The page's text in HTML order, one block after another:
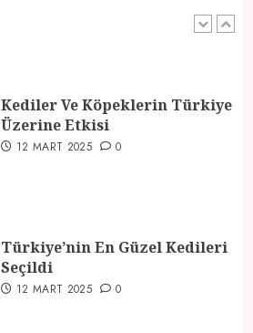
Kediler Ve Köpeklerin Türkiye
Üzerine Etkisi
12 MART 2025 0
Türkiye’nin En Güzel Kedileri
Seçildi
12 MART 2025 0